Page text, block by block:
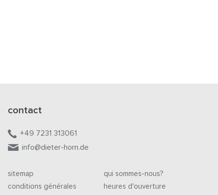
contact
+49 7231 313061
info@dieter-horn.de
sitemap
conditions générales
qui sommes-nous?
heures d'ouverture